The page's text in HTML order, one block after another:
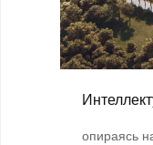
опираясь